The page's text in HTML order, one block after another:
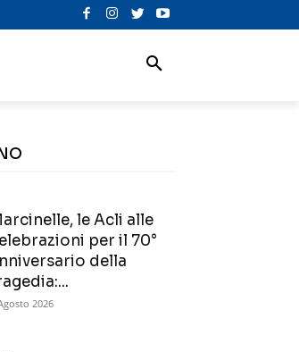
le Acli alle
per il 70°
della
2026